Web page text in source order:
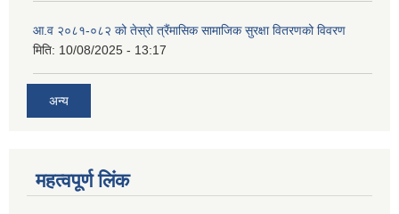
आ.व २०८१-०८२ को तेस्रो त्रैंमासिक सामाजिक सुरक्षा वितरणको विवरण
मिति: 10/08/2025 - 13:17
अन्य
महत्वपूर्ण लिंक